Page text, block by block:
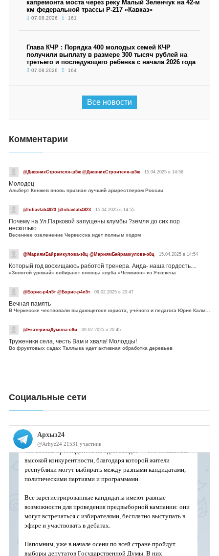
капремонта моста через реку Малый Зеленчук на 42-м
км федеральной трассы Р-217 «Кавказ»
07.08.2026 161
Глава КЧР : Порядка 400 молодых семей КЧР
получили выплату в размере 300 тысяч рублей на
третьего и последующего ребенка с начала 2026 года
07.08.2026 164
Все новости
Комментарии
@ДневникСтроителя-ш5ж @ДневникСтроителя-ш5ж 15.04.2025 в 14:56
Молодец
Альберт Кенжев вновь признан лучший армрестлером России
@lidiavlab4923 @lidiavlab4923 15.04.2025 в 14:55
Почему на Ул.Парковой запущены клумбы ?земля до сих пор
несколько...
Весеннее озеленение Черкесска идет полным ходом
@МариямБайрамкулова-э8ц @МариямБайрамкулова-э8ц 15.04.2025 в 14:54
Который год восхищаюсь работой тренера. Аида- наша гордость....
«Золотой урожай» собирают пловцы клуба «Чемпион» из Учкекена
@Борис-р4л5т @Борис-р4л5т 09.02.2025 в 20:47
Вечная память
В Черкесске чествовали выдающегося юриста, учёного и педагога Юрия Калмыкова
@ЕкатеринаДумова-о8и 09.02.2025 в 20:45
Труженики села, честь Вам и хвала! Молодцы!
Во фруктовых садах Таллыка идет активная обработка деревьев
Социальные сети